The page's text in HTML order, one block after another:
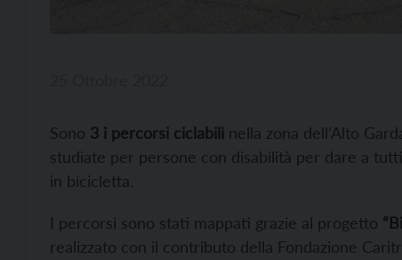
Sono 3 i percorsi ciclabili nella zona dell’Alto
studiate per persone con disabilità per dare a
in bicicletta.
I percorsi sono stati mappati grazie al progetto
realizzato con il contributo della Fondazione